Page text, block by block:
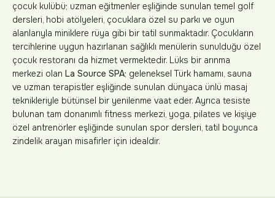
çocuk kulübü; uzman eğitmenler eşliğinde sunulan temel golf
dersleri, hobi atölyeleri, çocuklara özel su parkı ve oyun
alanlarıyla miniklere rüya gibi bir tatil sunmaktadır. Çocukların
tercihlerine uygun hazırlanan sağlıklı menülerin sunulduğu özel
çocuk restoranı da hizmet vermektedir. Lüks bir arınma
merkezi olan La Source SPA; geleneksel Türk hamamı, sauna
ve uzman terapistler eşliğinde sunulan dünyaca ünlü masaj
teknikleriyle bütünsel bir yenilenme vaat eder. Ayrıca tesiste
bulunan tam donanımlı fitness merkezi, yoga, pilates ve kişiye
özel antrenörler eşliğinde sunulan spor dersleri, tatil boyunca
zindelik arayan misafirler için idealdir.